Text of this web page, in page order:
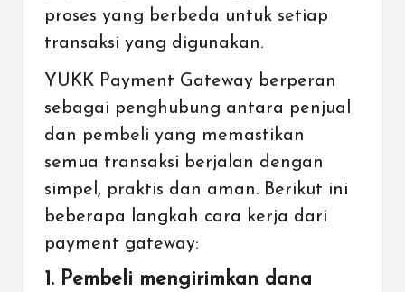
proses yang berbeda untuk setiap
transaksi yang digunakan.
YUKK Payment Gateway berperan
sebagai penghubung antara penjual
dan pembeli yang memastikan
semua transaksi berjalan dengan
simpel, praktis dan aman. Berikut ini
beberapa langkah cara kerja dari
payment gateway:
1. Pembeli mengirimkan dana